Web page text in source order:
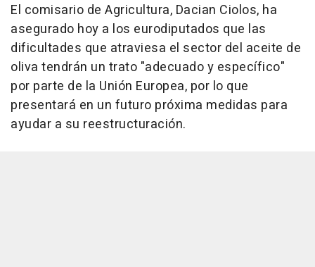
El comisario de Agricultura, Dacian Ciolos, ha
asegurado hoy a los eurodiputados que las
dificultades que atraviesa el sector del aceite de
oliva tendrán un trato "adecuado y específico"
por parte de la Unión Europea, por lo que
presentará en un futuro próxima medidas para
ayudar a su reestructuración.